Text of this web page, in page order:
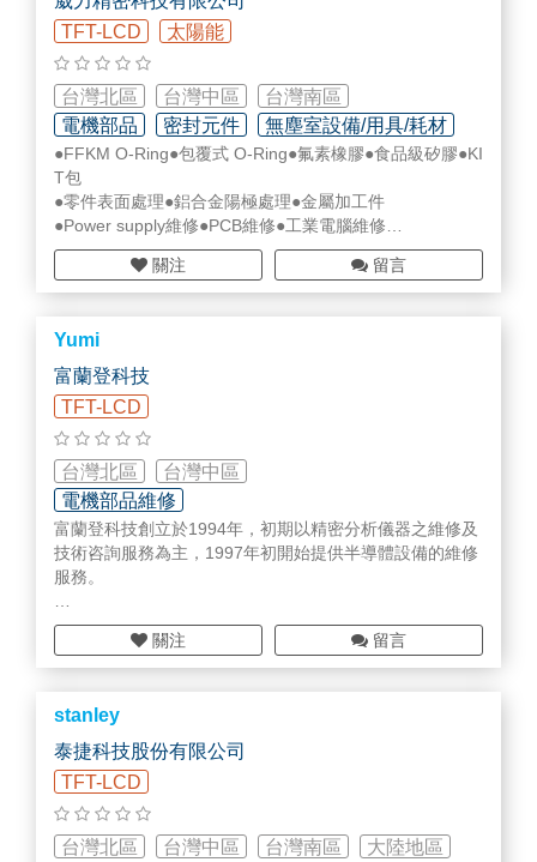
TFT-LCD
太陽能
台灣北區 台灣中區
台灣南區
電機部品
密封元件 無塵室設備/用具/耗材
●FFKM O-Ring●包覆式 O-Ring●氟素橡膠●食品級矽膠●KI
T包
●零件表面處理●鋁合金陽極處理●金屬加工件
●Power supply維修●PCB維修●工業電腦維修
●電控產品、停產品協尋
http://wpweipower.com/
關注 留言
Yumi
富蘭登科技
TFT-LCD
台灣北區
台灣中區
電機部品維修
富蘭登科技創立於1994年，初期以精密分析儀器之維修及
技術咨詢服務為主，1997年初開始提供半導體設備的維修
服務。
專業的維修技術、熱忱的服務態度、合理的收費標準，是
富蘭登科技一貫的服務宗旨。富蘭登科技備有充份的零件
及一流的維修人員，提供最迅速、最專業的「各類半導體
設備」的維修及零件銷售服務。您想"Cost Down"嗎？您
希望在最短時間內修復您的設備嗎？富蘭登絕對是您最佳
的選擇！有富蘭登的配合，您的設備再也不需曠日費時的
送回原廠維修；有了富蘭登，您可以立即掌握設備的問題
狀況。非常歡迎您蒞臨指教！
關注 留言
stanley
泰捷科技股份有限公司
TFT-LCD
台灣北區 台灣中區 台灣南區
大陸地區